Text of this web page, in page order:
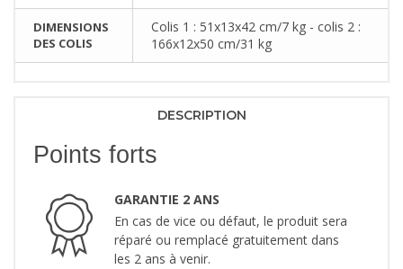
DIMENSIONS
DES COLIS
Colis 1 : 51x13x42 cm/7 kg - colis 2 :
166x12x50 cm/31 kg
DESCRIPTION
Points forts
GARANTIE 2 ANS
En cas de vice ou défaut, le produit sera
réparé ou remplacé gratuitement dans
les 2 ans à venir.